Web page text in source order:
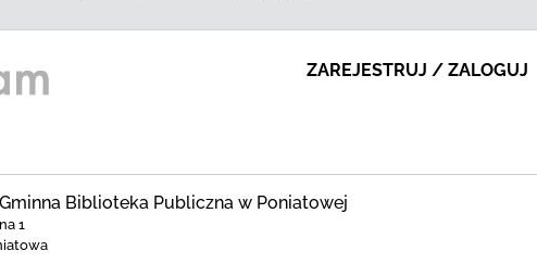
ZAREJESTRUJ / ZALOGUJ
Biblioteka Publiczna w Poniatowej
1